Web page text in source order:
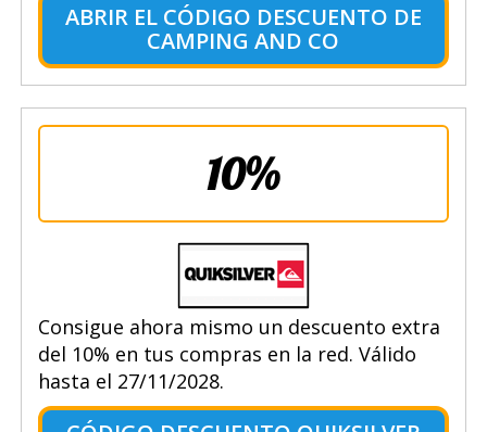
ABRIR EL CÓDIGO DESCUENTO DE
CAMPING AND CO
10%
Consigue ahora mismo un descuento extra
del 10% en tus compras en la red. Válido
hasta el 27/11/2028.